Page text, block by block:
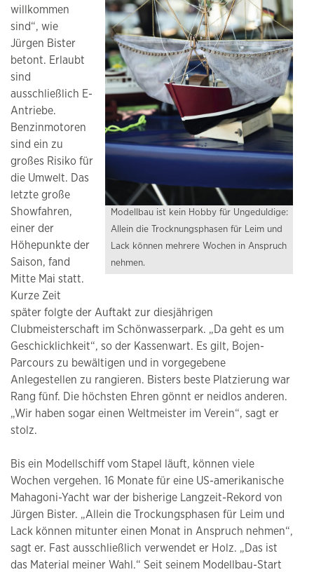
Modellbau ist kein Hobby für Ungeduldige:
Allein die Trocknungsphasen für Leim und
Lack können mehrere Wochen in Anspruch
nehmen.
willkommen
sind“, wie
Jürgen Bister
betont. Erlaubt
sind
ausschließlich E-
Antriebe.
Benzinmotoren
sind ein zu
großes Risiko für
die Umwelt. Das
letzte große
Showfahren,
einer der
Höhepunkte der
Saison, fand
Mitte Mai statt.
Kurze Zeit
später folgte der Auftakt zur diesjährigen
Clubmeisterschaft im Schönwasserpark. „Da geht es um
Geschicklichkeit“, so der Kassenwart. Es gilt, Bojen-
Parcours zu bewältigen und in vorgegebene
Anlegestellen zu rangieren. Bisters beste Platzierung war
Rang fünf. Die höchsten Ehren gönnt er neidlos anderen.
„Wir haben sogar einen Weltmeister im Verein“, sagt er
stolz.
Bis ein Modellschiff vom Stapel läuft, können viele
Wochen vergehen. 16 Monate für eine US-amerikanische
Mahagoni-Yacht war der bisherige Langzeit-Rekord von
Jürgen Bister. „Allein die Trockungsphasen für Leim und
Lack können mitunter einen Monat in Anspruch nehmen“,
sagt er. Fast ausschließlich verwendet er Holz. „Das ist
das Material meiner Wahl.“ Seit seinem Modellbau-Start